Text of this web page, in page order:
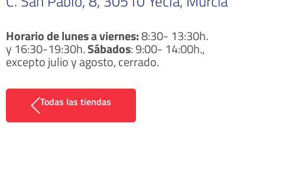
Horario de lunes a viernes:8:30- 13:30h.
y 16:30-19:30h.Sábados: 9:00- 14:00h.,
excepto julio y agosto, cerrado.
Todas las tiendas